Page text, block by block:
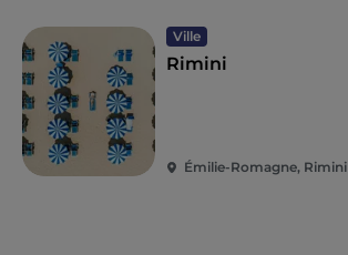
Ville
Rimini
Émilie-Romagne, Rimini